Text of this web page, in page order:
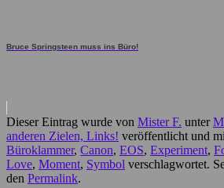
Bruce Springsteen muss ins Büro!
Dieser Eintrag wurde von Mister F. unter
anderen Zielen, Links! veröffentlicht und
Büroklammer, Canon, EOS, Experiment,
Love, Moment, Symbol verschlagwortet.
den Permalink.